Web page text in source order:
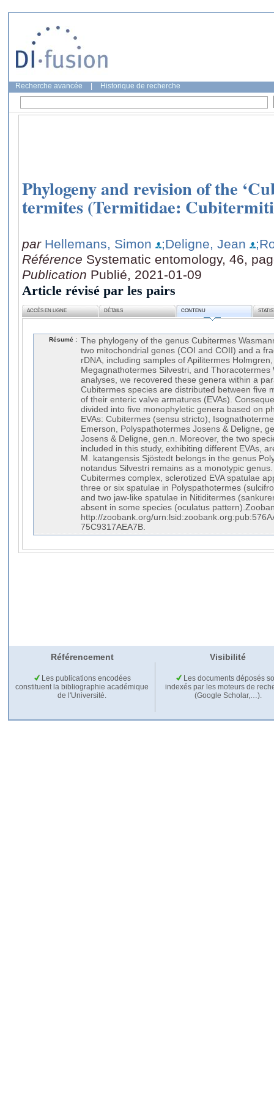
Recherche avancée Historique de recherche
Phylogeny and revision of the
termites (Termitidae:
par Hellemans, Simon ;Deligne, Jean
Référence Systematic entomology, 46,
Publication Publié, 2021-01-09
Article révisé par les pairs
ACCÈS EN LIGNE DÉTAILS CONTENU
Résumé : The phylogeny of the genus Cubitermes
two mitochondrial genes (COI and COII) and a
rDNA, including samples of Apilitermes
Megagnathotermes Silvestri, and Thoracotermes
analyses, we recovered these genera within a
Cubitermes species are distributed between five
of their enteric valve armatures (EVAs).
divided into five monophyletic genera based on
EVAs: Cubitermes (sensu stricto),
Emerson, Polyspathotermes Josens & Deligne,
Josens & Deligne, gen.n. Moreover, the two
included in this study, exhibiting different EVAs,
M. katangensis Sjöstedt belongs in the genus
notandus Silvestri remains as a monotypic
Cubitermes complex, sclerotized EVA spatulae
three or six spatulae in Polyspathotermes
and two jaw-like spatulae in Nitiditermes
absent in some species (oculatus
http://zoobank.org/
75C9317AEA7B.
Référencement Visibilité
Les publications encodées
constituent la bibliographie académique
de l'Université.
Les documents déposés
indexés par les moteurs de
(Google Scholar,…).